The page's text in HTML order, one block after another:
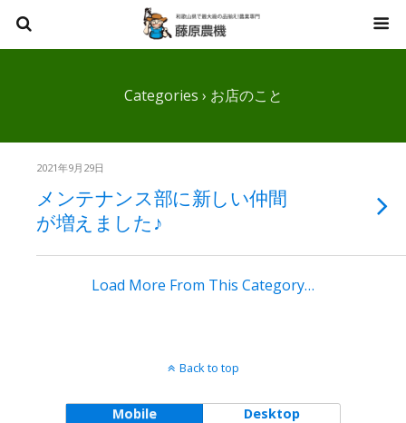
Categories › お店のこと
2021年9月29日
メンテナンス部に新しい仲間
が増えました♪
Load More From This Category…
Back to top
Mobile Desktop